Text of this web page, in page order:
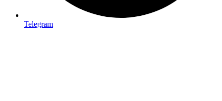
Telegram